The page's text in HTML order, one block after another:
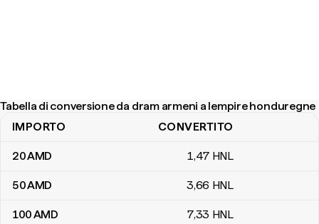
Tabella di conversione da dram armeni a lempire honduregne
Tabella di conversione da dram armeni a lempire honduregne
IMPORTO CONVERTITO
20AMD 1,47 HNL
50AMD 3,66 HNL
100AMD 7,33 HNL